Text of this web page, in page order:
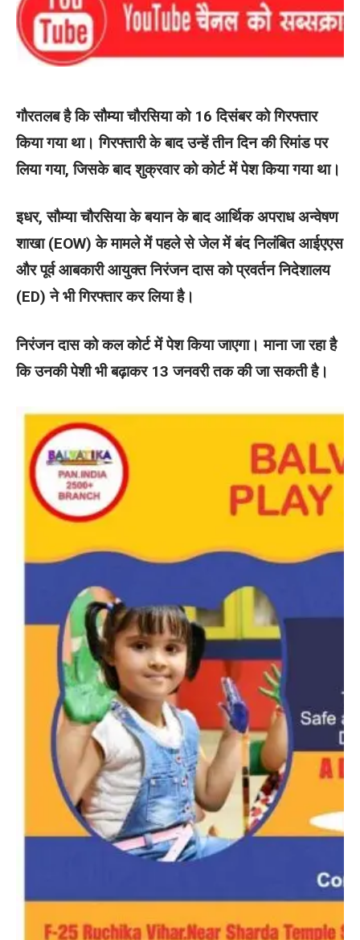
गौरतलब है कि सौम्या चौरसिया को 16 दिसंबर को गिरफ्तार
किया गया था। गिरफ्तारी के बाद उन्हें तीन दिन की रिमांड पर
लिया गया, जिसके बाद शुक्रवार को कोर्ट में पेश किया गया था।
इधर, सौम्या चौरसिया के बयान के बाद आर्थिक अपराध अन्वेषण
शाखा (EOW) के मामले में पहले से जेल में बंद निलंबित आईएएस
और पूर्व आबकारी आयुक्त निरंजन दास को प्रवर्तन निदेशालय
(ED) ने भी गिरफ्तार कर लिया है।
निरंजन दास को कल कोर्ट में पेश किया जाएगा। माना जा रहा है
कि उनकी पेशी भी बढ़ाकर 13 जनवरी तक की जा सकती है।